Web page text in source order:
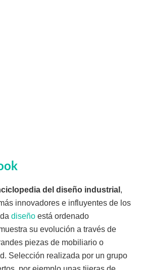
del diseño industrial ,
innovadores e influyentes de los
diseño está ordenado
su evolución a través de
piezas de mobiliario o
Selección realizada por un grupo